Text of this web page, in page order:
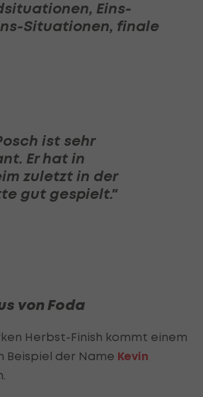
Eins-
Situationen, finale
ist sehr
Er hat in
zuletzt in der
gut gespielt."
von Foda
Herbst-Finish kommt einem
Beispiel der Name Kevin